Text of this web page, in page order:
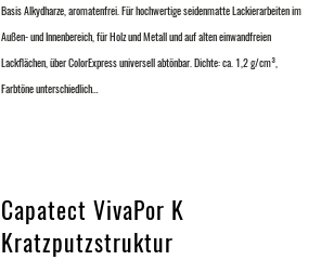
Basis Alkydharze, aromatenfrei. Für hochwertige seidenmatte Lackierarbeiten im
Außen- und Innenbereich, für Holz und Metall und auf alten einwandfreien
Lackflächen, über ColorExpress universell abtönbar. Dichte: ca. 1,2 g/cm³,
Farbtöne unterschiedlich…
Capatect VivaPor K
Kratzputzstruktur